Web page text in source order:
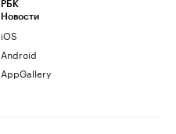
РБК
Новости
iOS
Android
AppGallery